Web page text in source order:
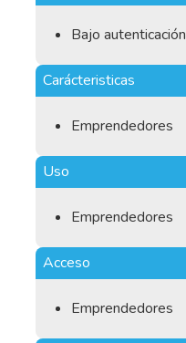
Bajo autenticación
Carácteristicas
Emprendedores
Uso
Emprendedores
Acceso
Emprendedores